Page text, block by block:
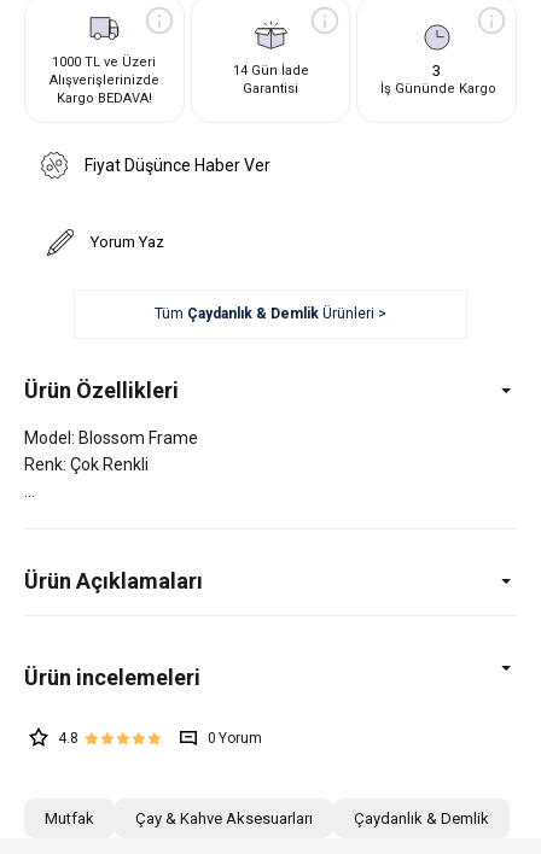
1000 TL ve Üzeri
Alışverişlerinizde
Kargo BEDAVA!
14 Gün İade
Garantisi
3
İş Gününde Kargo
Fiyat Düşünce Haber Ver
Yorum Yaz
Tüm Çaydanlık & DemlikÜrünleri >
Ürün Özellikleri
Model: Blossom Frame
Renk: Çok Renkli
Ürün Açıklamaları
4.8 0
Mutfak Çay & Kahve Aksesuarları Çaydanlık & Demlik